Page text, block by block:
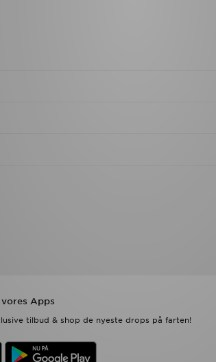
Apps
tilbud & shop de nyeste drops på farten!